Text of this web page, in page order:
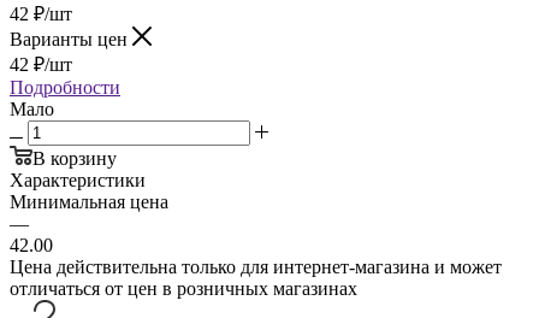
42 ₽/шт
Варианты цен
42 ₽/шт
Подробности
Мало
В корзину
Характеристики
Минимальная цена
—
42.00
Цена действительна только для интернет-магазина и может
отличаться от цен в розничных магазинах